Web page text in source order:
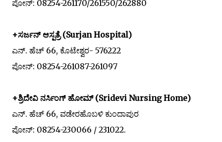
ಪೋನ್: 08254-261170/261550/262880
+ಸರ್ಜನ್ ಆಸ್ಪತ್ರೆ (Surjan Hospital)
ಎನ್. ಹೆಚ್ 66, ಕೊಟೇಶ್ವರ- 576222
ಪೋನ್: 08254-261087-261097
+ಶ್ರಿದೇವಿ ನರ್ಸಿಂಗ್ ಹೋಮ್ (Sridevi Nursing Home)
ಎನ್. ಹೆಚ್ 66, ವಡೇರಹೊಬಳಿ ಕುಂದಾಪುರ
ಪೋನ್: 08254-230066 / 231022.